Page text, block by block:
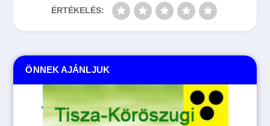
ÉRTÉKELÉS:
ÖNNEK AJÁNLJUK